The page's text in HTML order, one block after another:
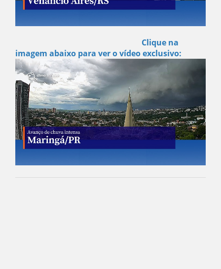
Clique na
imagem abaixo para ver o vídeo exclusivo: